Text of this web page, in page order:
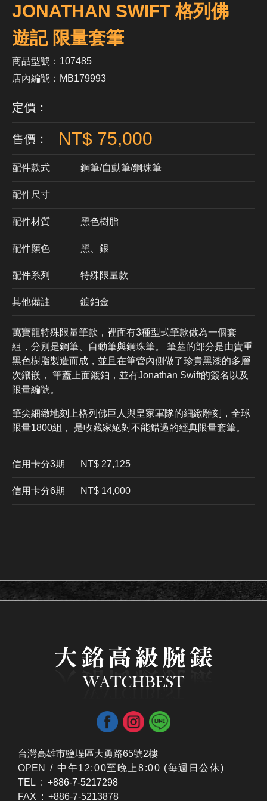
JONATHAN SWIFT 格列佛
遊記 限量套筆
商品型號：107485
店內編號：MB179993
定價：
售價： NT$ 75,000
配件款式 鋼筆/自動筆/鋼珠筆
配件尺寸
配件材質 ​黑色樹脂
配件顏色 黑、銀
配件系列 特殊限量款
其他備註 鍍鉑金
萬寶龍特殊限量筆款，裡面有3種型式筆款做為一個套
組，分別是鋼筆、自動筆與鋼珠筆。 筆蓋的部分是由貴重
黑色樹脂製造而成，並且在筆管內側做了珍貴黑漆的多層
次鑲嵌， 筆蓋上面鍍鉑，並有Jonathan Swift的簽名以及
限量編號。
筆尖細緻地刻上格列佛巨人與皇家軍隊的細緻雕刻，全球
限量1800組， 是收藏家絕對不能錯過的經典限量套筆。
信用卡分3期 ​NT$ 27,125
信用卡分6期 NT$ 14,000
台灣高雄市鹽埕區大勇路65號2樓
OPEN / ​中午12:00至晚上8:00 (每週日公休)
TEL : +886-7-5217298
FAX : +886-7-5213878